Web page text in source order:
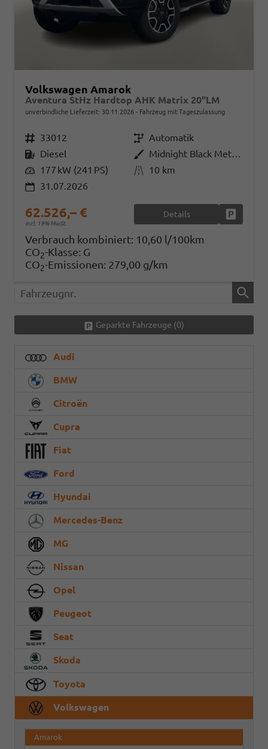
Volkswagen Amarok
Aventura StHz Hardtop AHK Matrix 20"LM
unverbindliche Lieferzeit: 30.11.2026 Fahrzeug mit Tageszulassung
Fahrzeugnr. 33012 GetriebeAutomatik
Kraftstoff Diesel Außenfarbe
Midnight Black Metallic
Leistung 177 kW (241 PS) Kilometerstand 10 km
31.07.2026
62.526,– €
incl. 19% MwSt.
Details
Verbrauch kombiniert: 10,60 l/100km
CO2-Klasse: G
CO2-Emissionen: 279,00 g/km
Fahrzeugnr.
Geparkte Fahrzeuge (0)
Audi
BMW
Citroën
Cupra
Fiat
Ford
Hyundai
Mercedes-Benz
MG
Nissan
Opel
Peugeot
Seat
Skoda
Toyota
Volkswagen
Amarok